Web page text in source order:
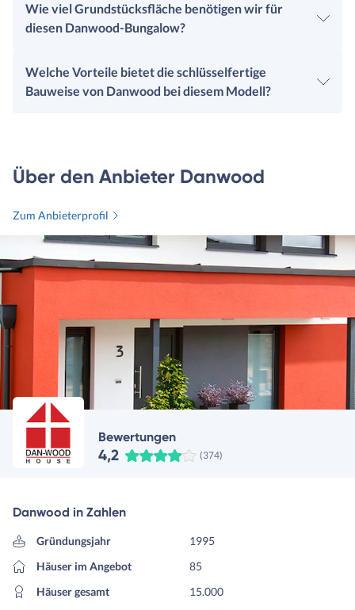
Wie viel Grundstücksfläche benötigen wir für
diesen Danwood-Bungalow?
Welche Vorteile bietet die schlüsselfertige
Bauweise von Danwood bei diesem Modell?
Über den Anbieter Danwood
Zum Anbieterprofil
Bewertungen
4,2 (374)
Danwood in Zahlen
Gründungsjahr
1995
Häuser im Angebot
85
Häuser gesamt
15.000